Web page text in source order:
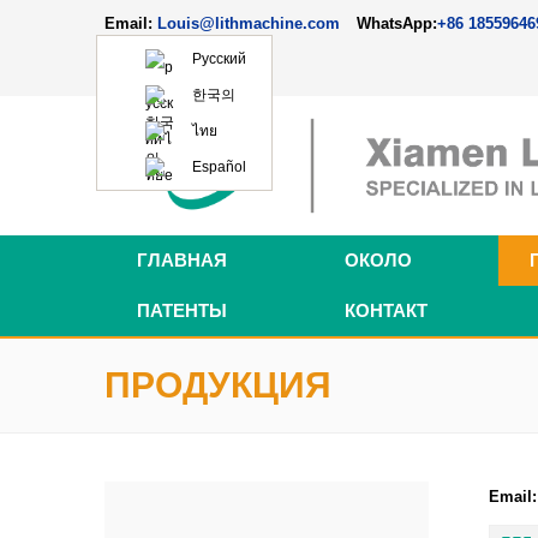
Email: Louis@lithmachine.com WhatsApp:+86
Русский
한국의
ไทย
Español
ГЛАВНАЯ ОКОЛО
ПАТЕНТЫ КОНТАКТ
ПРОДУКЦИЯ
Email: